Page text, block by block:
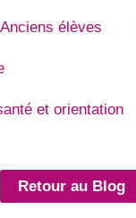
Anciens élèves
et orientation
Retour au Blog